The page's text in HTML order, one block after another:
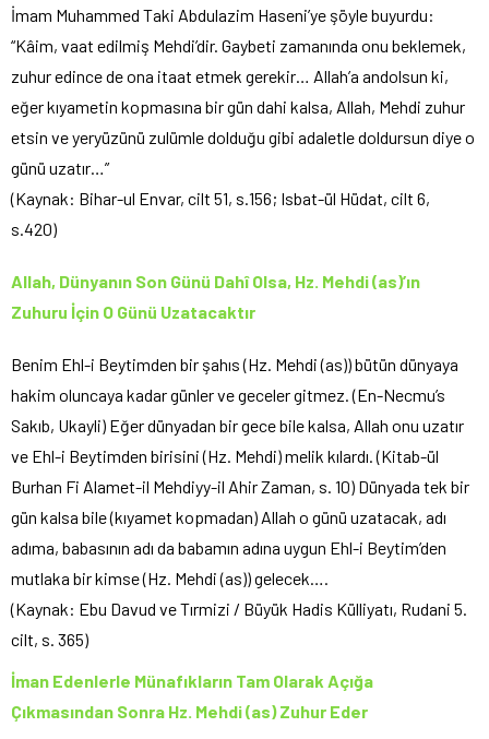
İmam Muhammed Taki Abdulazim Haseni’ye şöyle buyurdu:
“Kâim, vaat edilmiş Mehdi’dir. Gaybeti zamanında onu beklemek,
zuhur edince de ona itaat etmek gerekir… Allah’a andolsun ki,
eğer kıyametin kopmasına bir gün dahi kalsa, Allah, Mehdi zuhur
etsin ve yeryüzünü zulümle dolduğu gibi adaletle doldursun diye o
günü uzatır…”
(Kaynak: Bihar-ul Envar, cilt 51, s.156; Isbat-ül Hüdat, cilt 6,
s.420)
Allah, Dünyanın Son Günü Dahî Olsa, Hz. Mehdi (as)’ın
Zuhuru İçin O Günü Uzatacaktır
Benim Ehl-i Beytimden bir şahıs (Hz. Mehdi (as)) bütün dünyaya
hakim oluncaya kadar günler ve geceler gitmez. (En-Necmu’s
Sakıb, Ukayli) Eğer dünyadan bir gece bile kalsa, Allah onu uzatır
ve Ehl-i Beytimden birisini (Hz. Mehdi) melik kılardı. (Kitab-ül
Burhan Fi Alamet-il Mehdiyy-il Ahir Zaman, s. 10) Dünyada tek bir
gün kalsa bile (kıyamet kopmadan) Allah o günü uzatacak, adı
adıma, babasının adı da babamın adına uygun Ehl-i Beytim’den
mutlaka bir kimse (Hz. Mehdi (as)) gelecek….
(Kaynak: Ebu Davud ve Tırmizi / Büyük Hadis Külliyatı, Rudani 5.
cilt, s. 365)
İman Edenlerle Münafıkların Tam Olarak Açığa
Çıkmasından Sonra Hz. Mehdi (as) Zuhur Eder